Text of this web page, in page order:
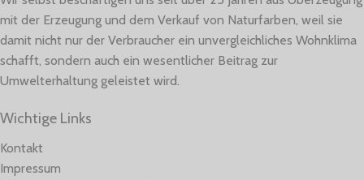
mit der Erzeugung und dem Verkauf von Naturfarben, weil sie
damit nicht nur der Verbraucher ein unvergleichliches Wohnklima
schafft, sondern auch ein wesentlicher Beitrag zur
Umwelterhaltung geleistet wird.
Wichtige Links
Kontakt
Impressum